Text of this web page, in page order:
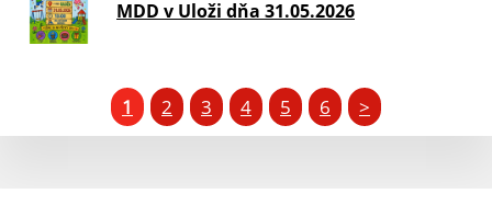
MDD v Uloži dňa 31.05.2026
1 2 3 4 5 6 >